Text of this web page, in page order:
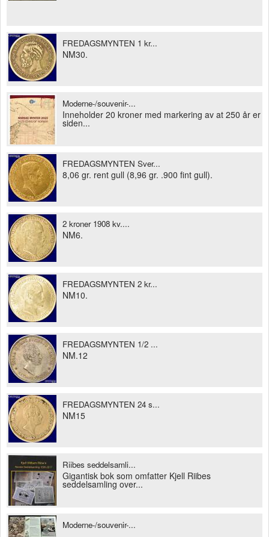
FREDAGSMYNTEN 1 kr...
NM30.
Moderne-/souvenir-...
Inneholder 20 kroner med markering av at 250 år er
siden...
FREDAGSMYNTEN Sver...
8,06 gr. rent gull (8,96 gr. .900 fint gull).
2 kroner 1908 kv....
NM6.
FREDAGSMYNTEN 2 kr...
NM10.
FREDAGSMYNTEN 1/2 ...
NM.12
FREDAGSMYNTEN 24 s...
NM15
Riibes seddelsamli...
Gigantisk bok som omfatter Kjell Riibes
seddelsamling over...
Moderne-/souvenir-...